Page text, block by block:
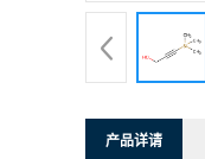
产品详请